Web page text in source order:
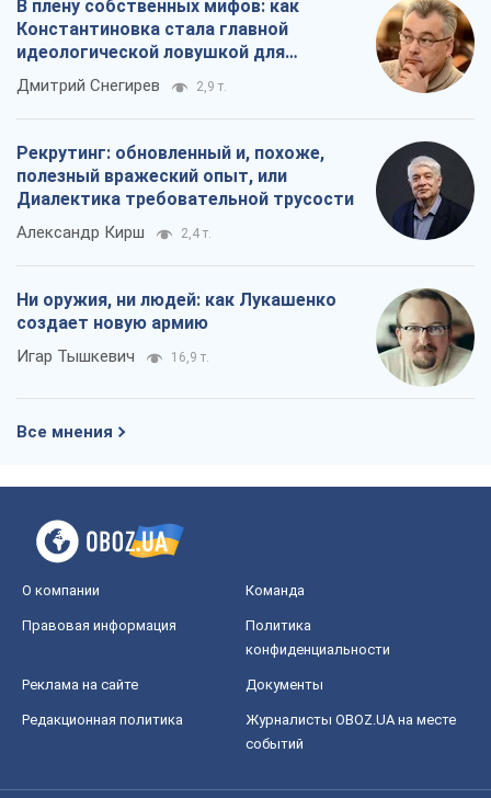
В плену собственных мифов: как
Константиновка стала главной
идеологической ловушкой для
российских оккупантов
Дмитрий Снегирев 2,9 т.
Рекрутинг: обновленный и, похоже,
полезный вражеский опыт, или
Диалектика требовательной трусости
Александр Кирш 2,4 т.
Ни оружия, ни людей: как Лукашенко
создает новую армию
Игар Тышкевич 16,9 т.
Все мнения
О компании Команда
Правовая информация
Политика
конфиденциальности
Реклама на сайте Документы
Редакционная политика
Журналисты OBOZ.UA на месте
событий